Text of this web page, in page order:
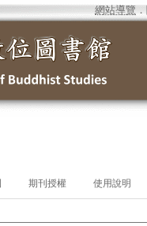
網站導覽 ．
期刊授權 使用說明